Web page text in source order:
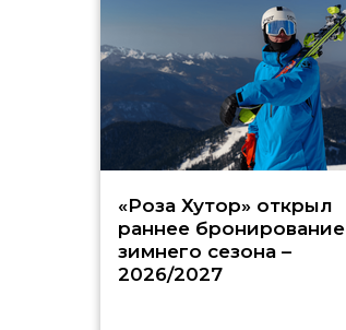
«Роза Хутор» открыл
раннее бронирование
зимнего сезона –
2026/2027